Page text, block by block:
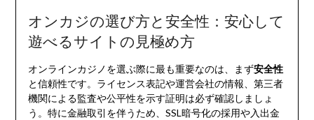
オンカジの選び方と安全性：安心して
遊べるサイトの見極め方
オンラインカジノを選ぶ際に最も重要なのは、まず安全性
と信頼性です。ライセンス表記や運営会社の情報、第三者
機関による監査や公平性を示す証明は必ず確認しましょ
う。特に金融取引を伴うため、SSL暗号化の採用や入出金